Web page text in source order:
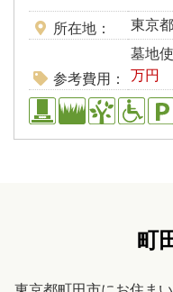
所在地 東京
参考費用
墓地
万円
町